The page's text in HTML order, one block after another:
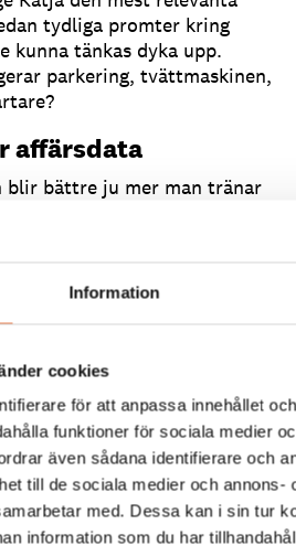
Information
cookies
för att anpassa innehållet
funktioner för sociala medier
även sådana identifierare och
till de sociala medier och annons-
med. Dessa kan i sin tur
information som du har
tydliga promter kring
kunna tänkas dyka upp.
parkering, tvättmaskinen,
affärsdata
blir bättre ju mer man tränar
bättre svar idag än när vi
verklig kollega som lär sig,
som kan många svar
en möjlighet att samla in
vilka språk hon ofta talar,
folk frågar om och vad
av.
som en receptionist får, men
komma ihåg och föra
Det är värdefullt att se vad